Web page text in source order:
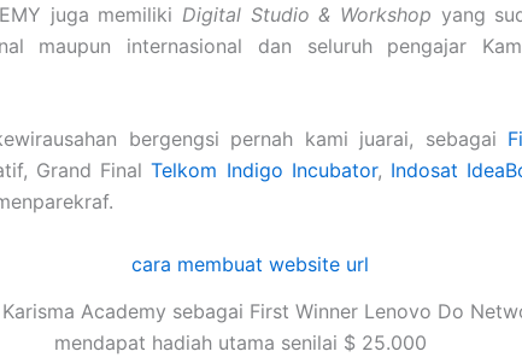
juga memiliki Digital Studio & Workshop yang
maupun internasional dan seluruh pengajar
bergengsi pernah kami juarai, sebagai
Grand FinalTelkom Indigo Incubator, Indosat
Academy sebagai First Winner Lenovo Do
mendapat hadiah utama senilai $ 25.000